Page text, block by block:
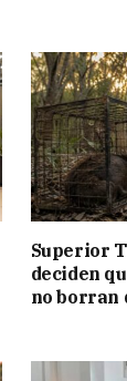
Superior
deciden
no borran